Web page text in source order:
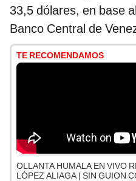
33,5 dólares, en base
Banco Central de
TE RECOMENDAMOS
OLLANTA HUMALA EN VIVO
LÓPEZ ALIAGA | SIN GUION